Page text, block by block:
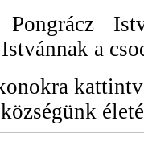
Pongrácz
a